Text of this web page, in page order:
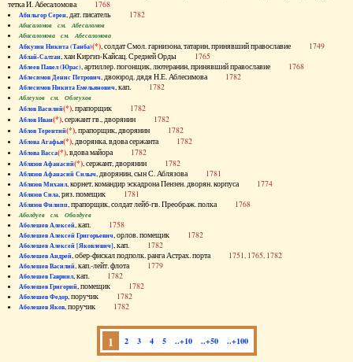
тетка И. Абесаломова 1768
Абильгор Серен, дат. писатель 1782
Абисаломов см. Абесаломов
Абисаломова см. Абесаломова
Абкузин Никита (Танба)(*), солдат Смол. гарнизона, татарин, принявший православие 1749
Аблай-Салтан, хан Киргиз-Кайсац. Средней Орды 1765
Аблеев Павел (Юрас), артиллер. погонщик, лютеранин, принявший православие 1768
Аблесимов Денис Петрович, двоюрод. дядя Н.Е. Аблесимова 1782
Аблесимов Никита Емельянович, кап. 1782
Аблеухов см. Облеухов
Аблов Василий(*), прапорщик 1782
Аблов Иван(*), сержант гв., дворянин 1782
Аблов Терентий(*), прапорщик, дворянин 1782
Аблова Агафья(*), дворянка, вдова сержанта 1782
Аблова Васса(*), вдова майора 1782
Аблязов Афанасий(*), сержант, дворянин 1782
Аблязов Афанасий Силыч, дворянин, сын С. Аблязова 1781
Аблязов Михаил, корнет, командир эскадрона Пензен. дворян. корпуса 1774
Аблязов Сила, ряз. помещик 1781
Аблязов Филипп, прапорщик, солдат лейб-гв. Преображ. полка 1768
Аболдуев см. Оболдуев
Аболешев Алексей, кап. 1758
Аболешев Алексей Григорьевич, орлов. помещик 1782
Аболешев Алексей [Яковлевич], кап. 1782
Аболешев Андрей, обер-фискал подполк. ранга Астрах. порта 1751, 1765, 1782
Аболешев Василий, кап.-лейт. флота 1779
Аболешев Гавриил, кап. 1782
Аболешев Григорий, помещик 1782
Аболешев Федор, поручик 1782
Аболешев Яков, поручик 1782
1 2 3 4 5 ..+10 ..+50 ..+100